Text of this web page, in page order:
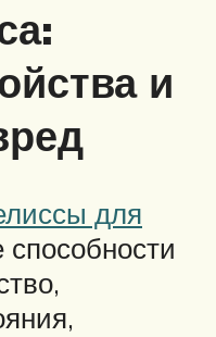
и
для
способности